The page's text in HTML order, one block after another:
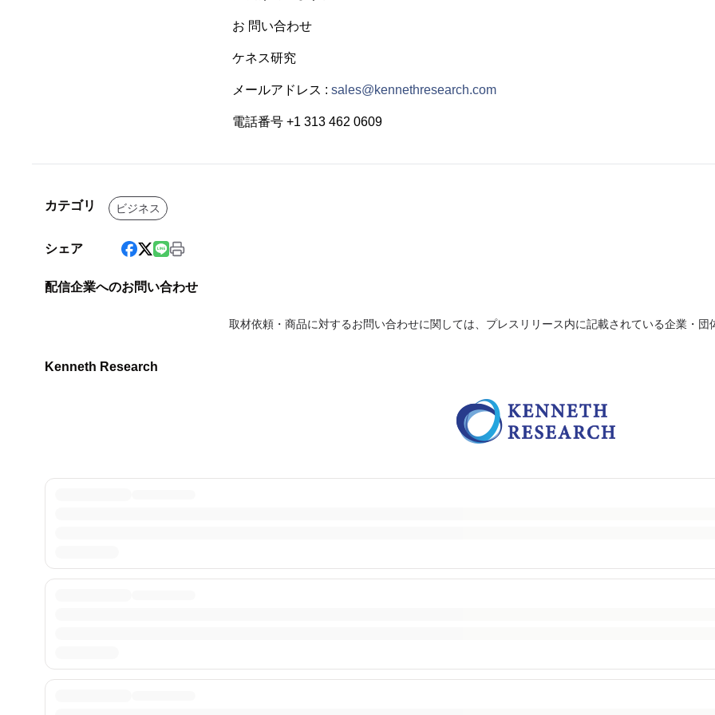
お 問い合わせ
ケネス研究
メールアドレス : sales@kennethresearch.com
電話番号 +1 313 462 0609
カテゴリ ビジネス
シェア
配信企業へのお問い合わせ
取材依頼・商品に対するお問い合わせに関しては、プレスリリース内に記載されている企業・団
Kenneth Research